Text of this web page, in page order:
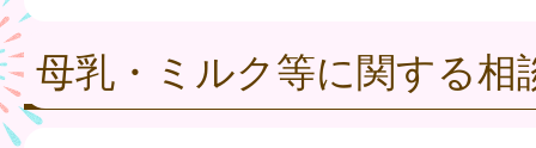
母乳・ミルク等に関する相